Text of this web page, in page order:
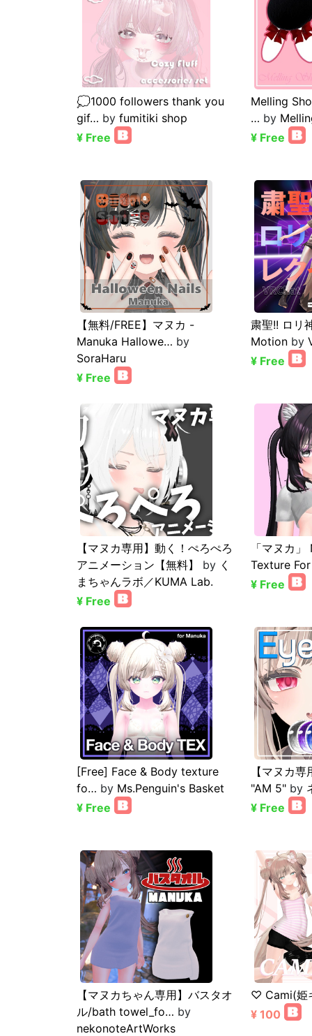
💭1000 followers thank you
gif… by fumitiki shop
¥ Free
Melling
… by
¥ Free
【無料/FREE】マヌカ -
Manuka Hallowe… by
SoraHaru
¥ Free
粛聖!! ロリ
Motion by
¥ Free
【マヌカ専用】動く！ぺろぺろ
アニメーション【無料】
by く
まちゃんラボ／KUMA Lab.
¥ Free
「マヌカ
Texture
¥ Free
[Free] Face & Body texture
fo… by Ms.Penguin's Basket
¥ Free
【マヌカ
"AM 5" by
¥ Free
【マヌカちゃん専用】バスタオ
ル/bath towel_fo… by
nekonoteArtWorks
♡ Cami(姫
¥ 100